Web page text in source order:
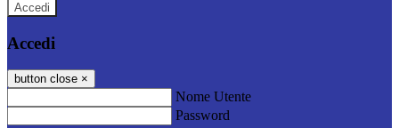
Accedi
Accedi
button close ×
Nome Utente
Password